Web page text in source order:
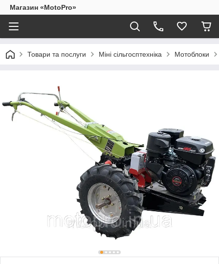
Магазин «MotoPro»
Товари та послуги Міні сільгосптехніка Мотоблоки